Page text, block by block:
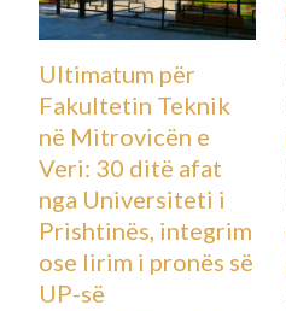
Ultimatum për
Fakultetin Teknik
në Mitrovicën e
Veri: 30 ditë afat
nga Universiteti i
Prishtinës, integrim
ose lirim i pronës së
UP-së